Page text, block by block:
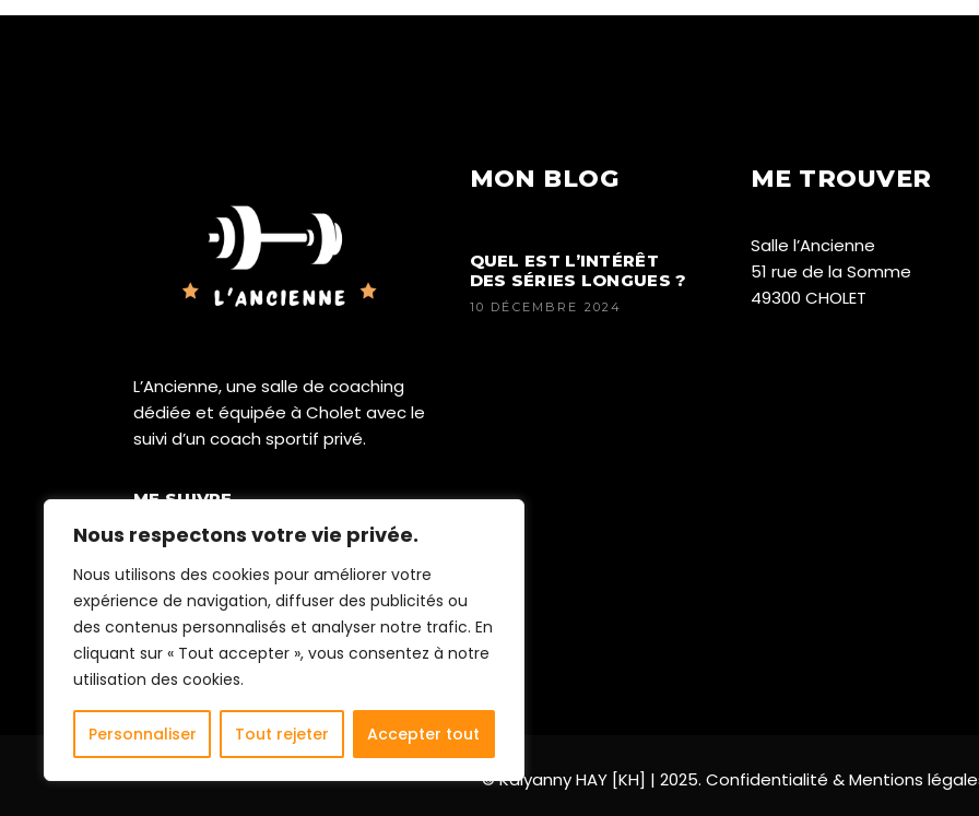
Nous respectons votre vie privée.
Nous utilisons des cookies pour améliorer votre
expérience de navigation, diffuser des publicités ou
des contenus personnalisés et analyser notre trafic. En
cliquant sur « Tout accepter », vous consentez à notre
utilisation des cookies.
Personnaliser Tout rejeter Accepter tout
L’Ancienne, une salle de coaching
dédiée et équipée à Cholet avec le
suivi d’un coach sportif privé.
ME SUIVRE
MON BLOG
QUEL EST L’INTÉRÊT
DES SÉRIES LONGUES ?
10 DÉCEMBRE 2024
ME TROUVER
Salle l’Ancienne
51 rue de la Somme
49300 CHOLET
© Kalyanny HAY [KH] | 2025. Confidentialité & Mentions